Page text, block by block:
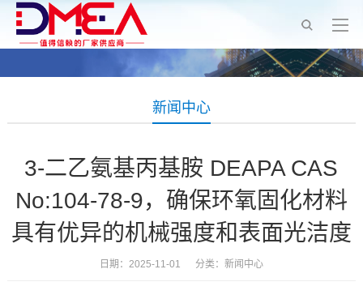
新闻中心
3-二乙氨基丙基胺 DEAPA CAS
No:104-78-9，确保环氧固化材料
具有优异的机械强度和表面光洁度
日期：2025-11-01 分类： 新闻中心